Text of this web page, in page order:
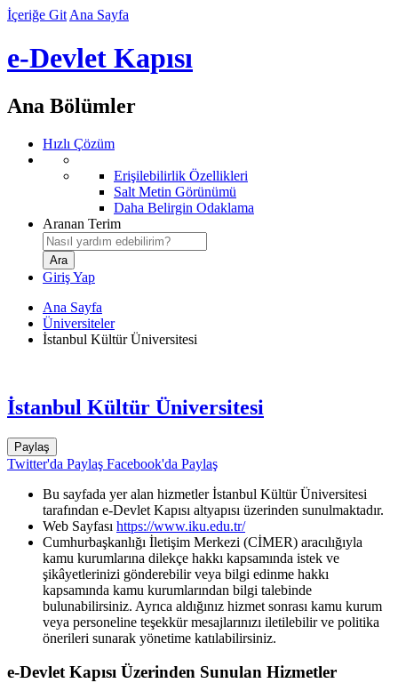
İçeriğe Git Ana Sayfa
e-Devlet Kapısı
Ana Bölümler
Hızlı Çözüm
Erişilebilirlik Özellikleri
Salt Metin Görünümü
Daha Belirgin Odaklama
Aranan Terim
Giriş Yap
Ana Sayfa
Üniversiteler
İstanbul Kültür Üniversitesi
İstanbul Kültür Üniversitesi
Paylaş
Twitter'da Paylaş Facebook'da Paylaş
Bu sayfada yer alan hizmetler İstanbul Kültür Üniversitesi
tarafından e-Devlet Kapısı altyapısı üzerinden sunulmaktadır.
Web Sayfası https://www.iku.edu.tr/
Cumhurbaşkanlığı İletişim Merkezi (CİMER) aracılığıyla
kamu kurumlarına dilekçe hakkı kapsamında istek ve
şikâyetlerinizi gönderebilir veya bilgi edinme hakkı
kapsamında kamu kurumlarından bilgi talebinde
bulunabilirsiniz. Ayrıca aldığınız hizmet sonrası kamu kurum
veya personeline teşekkür mesajlarınızı iletilebilir ve politika
önerileri sunarak yönetime katılabilirsiniz.
e-Devlet Kapısı Üzerinden Sunulan Hizmetler